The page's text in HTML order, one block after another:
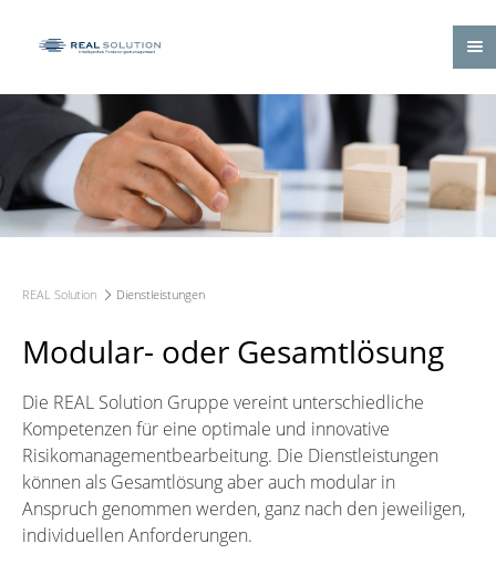
REAL Solution Dienstleistungen
Modular- oder Gesamtlösung
Die REAL Solution Gruppe vereint unterschiedliche
Kompetenzen für eine optimale und innovative
Risikomanagementbearbeitung. Die Dienstleistungen
können als Gesamtlösung aber auch modular in
Anspruch genommen werden, ganz nach den jeweiligen,
individuellen Anforderungen.